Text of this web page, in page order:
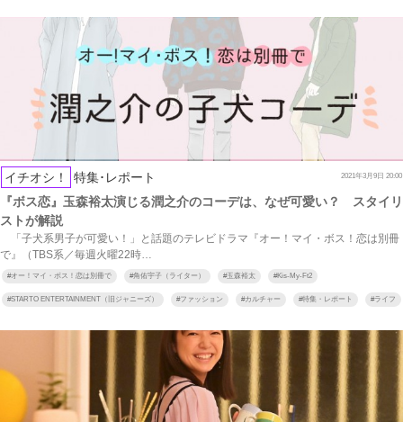
イチオシ！ 特集･レポート 2021年3月9日 20:00
『ボス恋』玉森裕太演じる潤之介のコーデは、なぜ可愛い？ スタイリ
ストが解説
「子犬系男子が可愛い！」と話題のテレビドラマ『オー！マイ・ボス！恋は別冊
で』（TBS系／毎週火曜22時…
#オー！マイ・ボス！恋は別冊で #角佑宇子（ライター） #玉森裕太 #Kis-My-Ft2
#STARTO ENTERTAINMENT（旧ジャニーズ） #ファッション #カルチャー #特集・レポート #ライフ